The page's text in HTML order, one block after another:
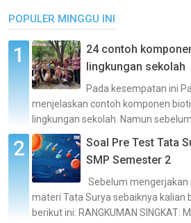
POPULER MINGGU INI
24 contoh
lingkungan sekolah
Pada kesempatan ini
menjelaskan contoh komponen
lingkungan sekolah. Namun
Soal Pre Test Tata
SMP Semester 2
Sebelum mengerjakan
materi Tata Surya sebaiknya kalian
berikut ini: RANGKUMAN SINGKAT: